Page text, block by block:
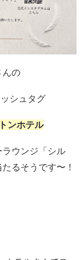
んの
シュタグ
ンホテル
ウンジ「シル
るそうです〜！